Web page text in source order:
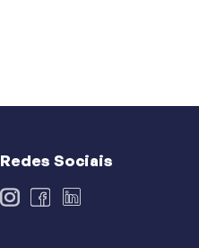
Redes Sociais